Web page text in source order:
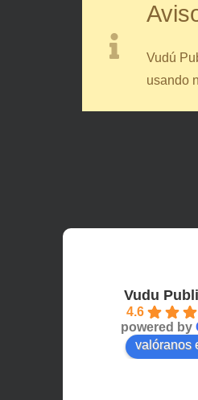
Vudú
usando
Vudu
4.6
powered by
valóranos